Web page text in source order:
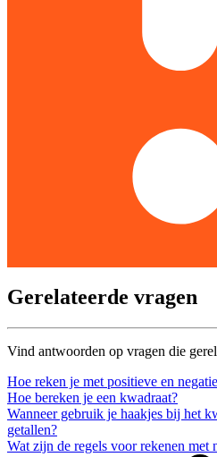
Gerelateerde vragen
Vind antwoorden op vragen die
Hoe reken je met positieve en
Hoe bereken je een kwadraat?
Wanneer gebruik je haakjes bij het
getallen?
Wat zijn de regels voor rekenen met